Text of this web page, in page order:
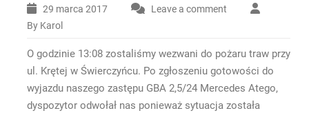
29 marca 2017
Leave a comment
By Karol
O godzinie 13:08 zostaliśmy wezwani do pożaru traw przy
ul. Krętej w Świerczyńcu. Po zgłoszeniu gotowości do
wyjazdu naszego zastępu GBA 2,5/24 Mercedes Atego,
dyspozytor odwołał nas ponieważ sytuacja została